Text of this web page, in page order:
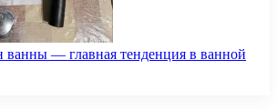
— главная тенденция в ванной